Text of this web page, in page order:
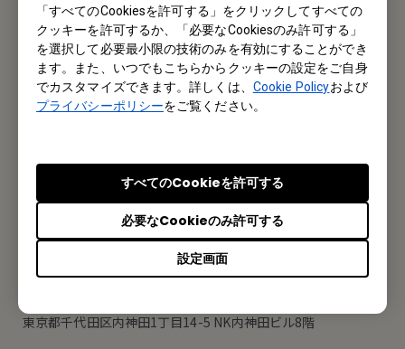
「すべてのCookiesを許可する」をクリックしてすべての
クッキーを許可するか、「必要なCookiesのみ許可する」
を選択して必要最小限の技術のみを有効にすることができ
ます。また、いつでもこちらからクッキーの設定をご自身
でカスタマイズできます。詳しくは、 Cookie Policyおよび
プライバシーポリシーをご覧ください。
設定画面
必要なCookieのみ許可する
すべてのCookieを許可する
メルマガ登録
製品情報や活用事例、特典情報などを配信中です。
登録する
オフィス所在地
ベンキュー ジャパン株式会社
東京都千代田区内神田1丁目14-5 NK内神田ビル8階